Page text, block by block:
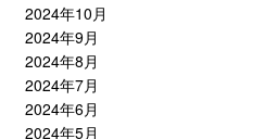
2024年10月
2024年9月
2024年8月
2024年7月
2024年6月
2024年5月